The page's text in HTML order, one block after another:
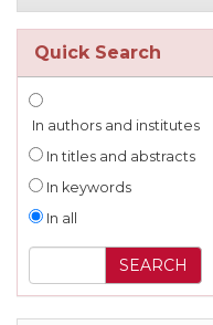
Quick Search
In authors and institutes
In titles and abstracts
In keywords
In all